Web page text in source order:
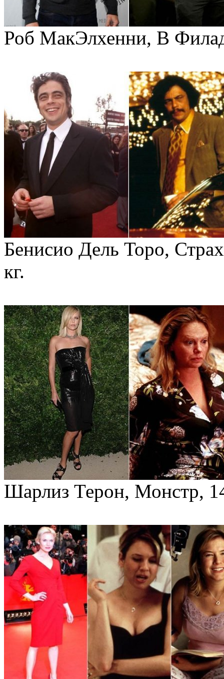
Роб МакЭлхенни, В
Бенисио Дель Торо,
кг.
Шарлиз Терон, Монстр,